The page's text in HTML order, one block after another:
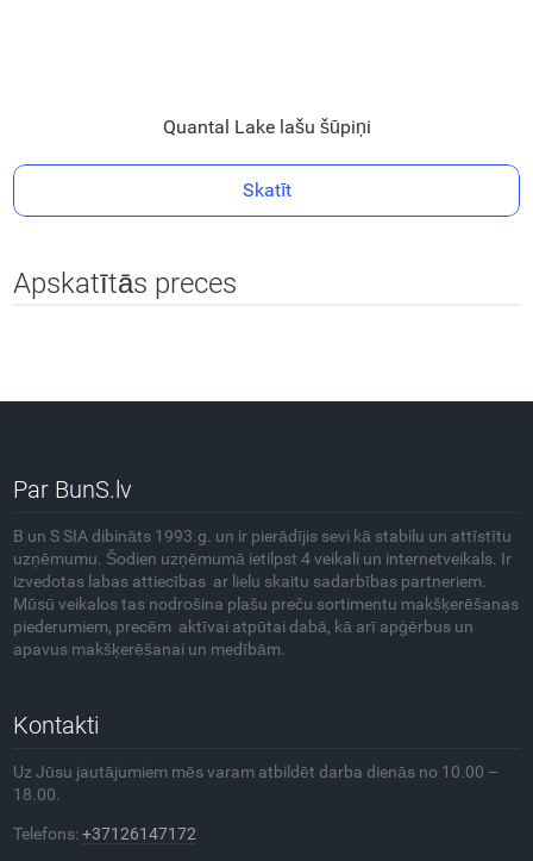
Quantal Lake lašu šūpiņi
Skatīt
Apskatītās preces
Par BunS.lv
B un S SIA dibināts 1993.g. un ir pierādījis sevi kā stabilu un attīstītu
uzņēmumu. Šodien uzņēmumā ietilpst 4 veikali un internetveikals. Ir
izvedotas labas attiecības ar lielu skaitu sadarbības partneriem.
Mūsū veikalos tas nodrošina plašu preču sortimentu makšķerēšanas
piederumiem, precēm aktīvai atpūtai dabā, kā arī apģērbus un
apavus makšķerēšanai un medībām.
Kontakti
Uz Jūsu jautājumiem mēs varam atbildēt darba dienās no 10.00 –
18.00.
Telefons:+37126147172